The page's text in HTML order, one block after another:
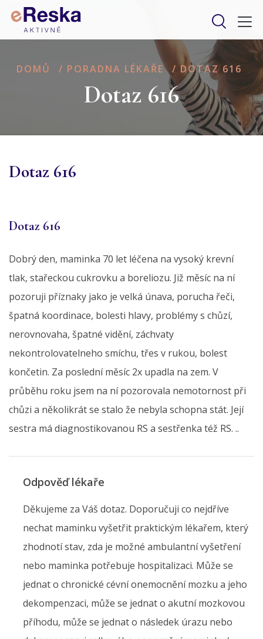
DOMŮ / PORADNA LÉKAŘE / DOTAZ 616
Dotaz 616
Dotaz 616
Dotaz 616
Dobrý den, maminka 70 let léčena na vysoký krevní
tlak, stařeckou cukrovku a boreliozu. Již měsíc na ní
pozoruji příznaky jako je velká únava, porucha řeči,
špatná koordinace, bolesti hlavy, problémy s chůzí,
nerovnovaha, špatné vidění, záchvaty
nekontrolovatelneho smíchu, třes v rukou, bolest
končetin. Za poslední měsíc 2x upadla na zem. V
průběhu roku jsem na ní pozorovala nemotornost při
chůzi a několikrát se stalo že nebyla schopna stát. Její
sestra má diagnostikovanou RS a sestřenka též RS. ..
Odpověď lékaře
Děkujeme za Váš dotaz. Doporučuji co nejdříve
nechat maminku vyšetřit praktickým lékařem, který
zhodnotí stav, zda je možné ambulantní vyšetření
nebo maminka potřebuje hospitalizaci. Může se
jednat o chronické cévní onemocnění mozku a jeho
dekompenzaci, může se jednat o akutní mozkovou
příhodu, může se jednat o následek úrazu nebo